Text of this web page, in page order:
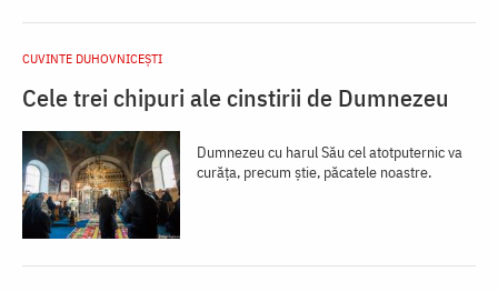
CUVINTE DUHOVNICEȘTI
Cele trei chipuri ale cinstirii de Dumnezeu
Dumnezeu cu harul Său cel atotputernic va
curăța, precum știe, păcatele noastre.